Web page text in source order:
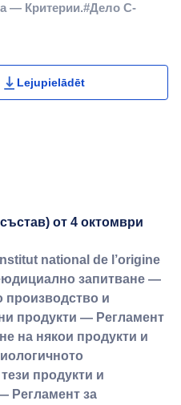
— Критерии.#Дело C-
Lejupielādēt
от 4 октомври
national de l’origine
запитване —
и
продукти — Регламент
на някои продукти и
продукти и
Регламент за